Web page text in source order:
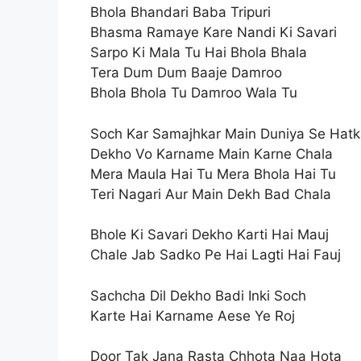
Bhola Bhandari Baba Tripuri
Bhasma Ramaye Kare Nandi Ki Savari
Sarpo Ki Mala Tu Hai Bhola Bhala
Tera Dum Dum Baaje Damroo
Bhola Bhola Tu Damroo Wala Tu
Soch Kar Samajhkar Main Duniya Se
Dekho Vo Karname Main Karne Chala
Mera Maula Hai Tu Mera Bhola Hai Tu
Teri Nagari Aur Main Dekh Bad Chala
Bhole Ki Savari Dekho Karti Hai Mauj
Chale Jab Sadko Pe Hai Lagti Hai Fauj
Sachcha Dil Dekho Badi Inki Soch
Karte Hai Karname Aese Ye Roj
Door Tak Jana Rasta Chhota Naa Hota